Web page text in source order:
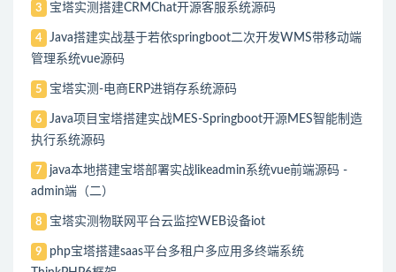
3 宝塔实测搭建CRMChat开源客服系统源码
4
Java搭建实战基于若依springboot二次开发WMS带移动端
管理系统vue源码
5 宝塔实测-电商ERP进销存系统源码
6
Java项目宝塔搭建实战MES-Springboot开源MES智能制造
执行系统源码
7
java本地搭建宝塔部署实战likeadmin系统vue前端源码 -
admin端（二）
8 宝塔实测物联网平台云监控WEB设备iot
9
php宝塔搭建saas平台多租户多应用多终端系统